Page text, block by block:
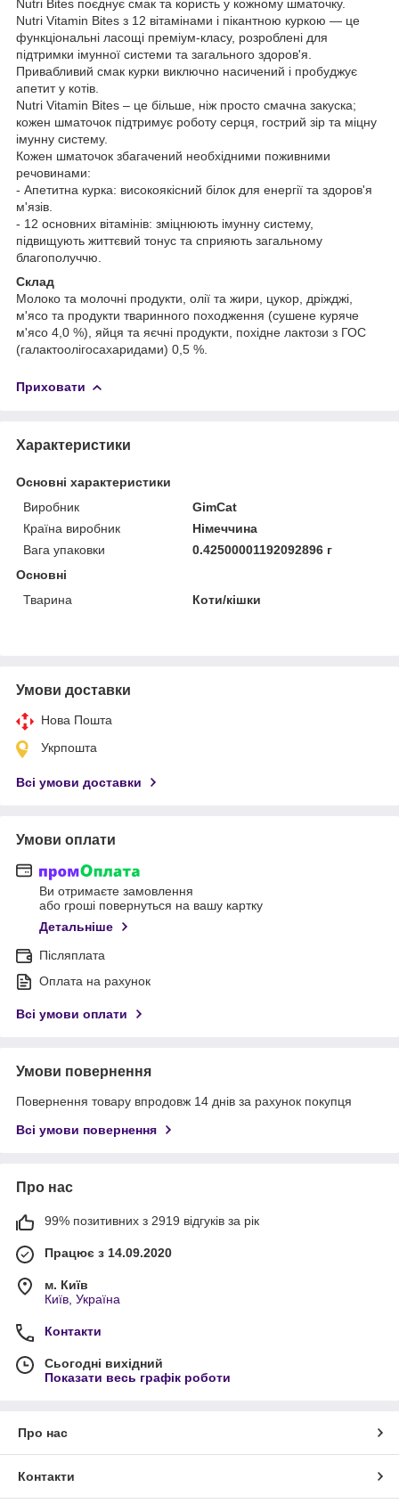
Nutri Bites поєднує смак та користь у кожному шматочку.
Nutri Vitamin Bites з 12 вітамінами і пікантною куркою — це
функціональні ласощі преміум-класу, розроблені для
підтримки імунної системи та загального здоров'я.
Привабливий смак курки виключно насичений і пробуджує
апетит у котів.
Nutri Vitamin Bites – це більше, ніж просто смачна закуска;
кожен шматочок підтримує роботу серця, гострий зір та міцну
імунну систему.
Кожен шматочок збагачений необхідними поживними
речовинами:
- Апетитна курка: високоякісний білок для енергії та здоров'я
м'язів.
- 12 основних вітамінів: зміцнюють імунну систему,
підвищують життєвий тонус та сприяють загальному
благополуччю.
Склад
Молоко та молочні продукти, олії та жири, цукор, дріжджі,
м'ясо та продукти тваринного походження (сушене куряче
м'ясо 4,0 %), яйця та яєчні продукти, похідне лактози з ГОС
(галактоолігосахаридами) 0,5 %.
Приховати
Характеристики
Основні характеристики
Виробник
GimCat
Країна виробник
Німеччина
Вага упаковки
0.42500001192092896 г
Основні
Тварина
Коти/кішки
Умови доставки
Нова Пошта
Укрпошта
Всі умови доставки
Умови оплати
Ви отримаєте замовлення
або гроші повернуться на вашу картку
Детальніше
Післяплата
Оплата на рахунок
Всі умови оплати
Умови повернення
Повернення товару впродовж 14 днів за рахунок покупця
Всі умови повернення
Про нас
99% позитивних з 2919 відгуків за рік
Працює з 14.09.2020
м. Київ
Київ, Україна
Контакти
Сьогодні вихідний
Показати весь графік роботи
Про нас
Контакти